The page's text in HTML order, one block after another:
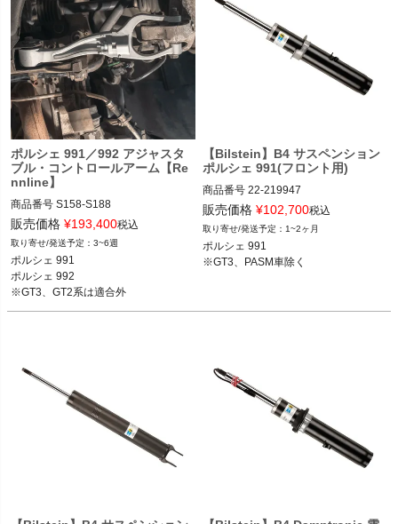
ポルシェ 718(982)ケイマン ケイマン
／ケイマンS／ケイマンGTS／ケイマ
ンGT4／ケイマンGT4 RS 16-
ポルシェ 718(982)ボクスター ボクス
ター／ボクスターS／ボクスターGTS
ボクスターS 12-16
ポルシェ 987ケイマン ケイマン／ケイ
マンS／ケイマンR 04-12
ボクスターS 04-12
ポルシェ 991／992 アジャスタ
ブル・コントロールアーム【Re
nnline】
商品番号 S158-S188
12REN：S158.S188
ポルシェ 991 12-19
ポルシェ 992 19-
※GT3、GT2系は適合外
販売価格 ¥193,400税込
3~6週
ポルシェ 991
ポルシェ 992
※GT3、GT2系は適合外
【Bilstein】B4 サスペンション
ポルシェ 991(フロント用)
商品番号 22-219947
2T14：bil22-219947
ポルシェ 991 11-19
※GT3、PASM車除く
販売価格 ¥102,700税込
1~2ヶ月
ポルシェ 991
※GT3、PASM車除く